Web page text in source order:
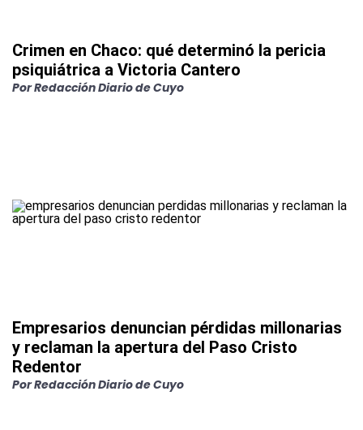
Crimen en Chaco: qué determinó la pericia
psiquiátrica a Victoria Cantero
PorRedacción Diario de Cuyo
Empresarios denuncian pérdidas millonarias
y reclaman la apertura del Paso Cristo
Redentor
PorRedacción Diario de Cuyo